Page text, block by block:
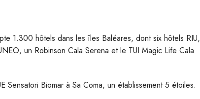
1.300 hôtels dans les îles Baléares, dont six hôtels RIU,
un Robinson Cala Serena et le TUI Magic Life Cala
Sensatori Biomar à Sa Coma, un établissement 5 étoiles.